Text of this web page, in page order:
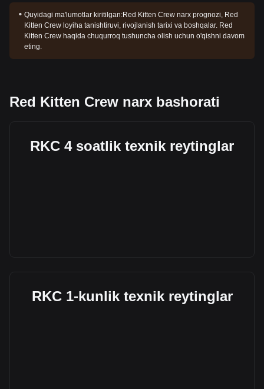
Quyidagi ma'lumotlar kiritilgan:Red Kitten Crew narx prognozi, Red
Kitten Crew loyiha tanishtiruvi, rivojlanish tarixi va boshqalar. Red
Kitten Crew haqida chuqurroq tushuncha olish uchun o'qishni davom
eting.
Red Kitten Crew narx bashorati
RKC 4 soatlik texnik reytinglar
RKC 1-kunlik texnik reytinglar